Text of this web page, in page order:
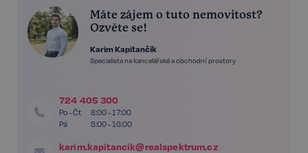
Máte zájem o tuto nemovitost?
Ozvěte se!
Karim Kapitančík
Specialista na kancelářské a obchodní prostory
724 405 300
Po - Čt
8:00 - 17:00
Pá
8:00 - 16:00
karim.kapitancik@realspektrum.cz